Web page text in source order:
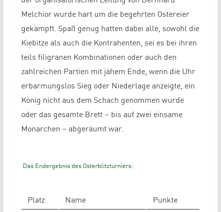
Melchior wurde hart um die begehrten Ostereier
gekämpft. Spaß genug hatten dabei alle, sowohl die
Kiebitze als auch die Kontrahenten, sei es bei ihren
teils filigranen Kombinationen oder auch den
zahlreichen Partien mit jähem Ende, wenn die Uhr
erbarmungslos Sieg oder Niederlage anzeigte, ein
König nicht aus dem Schach genommen wurde
oder das gesamte Brett – bis auf zwei einsame
Monarchen – abgeräumt war.
Das Endergebnis des Osterblitzturniers:
Platz Name
Punkte